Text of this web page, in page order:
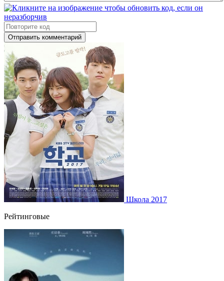
Отправить комментарий
Школа 2017
Рейтинговые